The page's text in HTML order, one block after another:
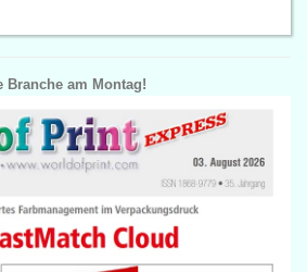
Branche am Montag!